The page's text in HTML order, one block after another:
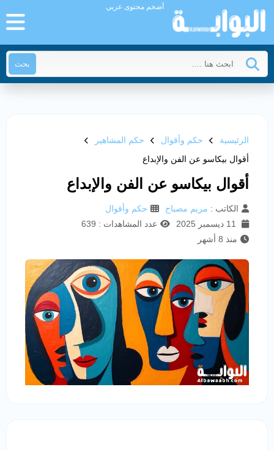
أضخم محتوى عربي
بحث
الرئيسية حكم وأقوال
حكم المشاهير
أقوال بيكاسو عن الفن والإبداع
أقوال بيكاسو عن الفن والإبداع
الكاتب : مريم مصباح
حكم وأقوال
عدد المشاهدات : 639
منذ 8 أشهر